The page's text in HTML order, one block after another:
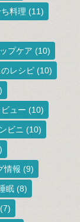
料理 (11)
プケア (10)
レシピ (10)
ュー (10)
ビニ (10)
情報 (9)
眠 (8)
(7)